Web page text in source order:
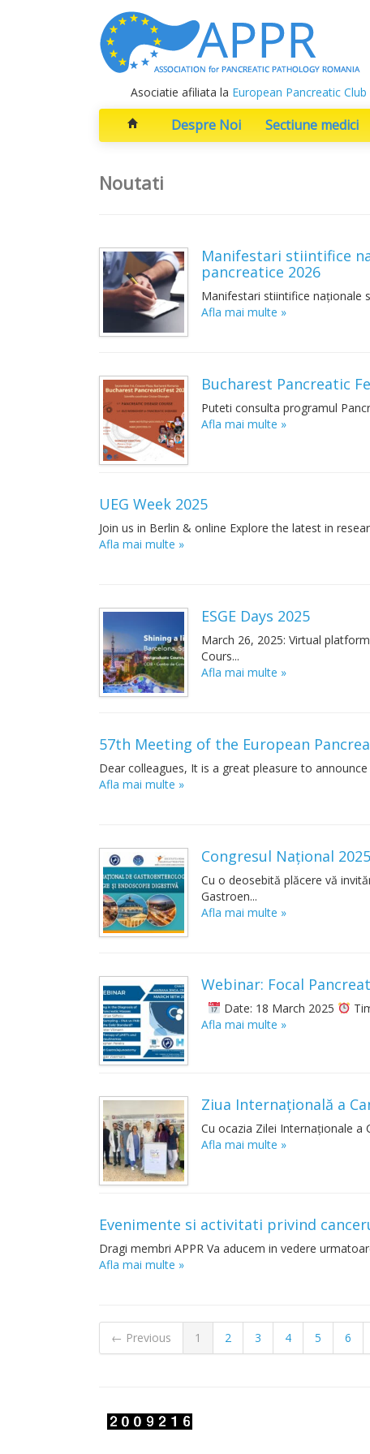
Asociatie afiliata la European Pancreatic Club
Despre Noi Sectiune medici
Noutati
Manifestari stiintifice
pancreatice 2026
Manifestari stiintifice naționale
Afla mai multe »
Bucharest Pancreatic
Puteti consulta programul
Afla mai multe »
UEG Week 2025
Join us in Berlin & online Explore the latest in
Afla mai multe »
ESGE Days 2025
March 26, 2025: Virtual
Cours...
Afla mai multe »
57th Meeting of the European
Dear colleagues, It is a great pleasure to
Afla mai multe »
Congresul Național
Cu o deosebită plăcere vă
Gastroen...
Afla mai multe »
Webinar: Focal
Date: 18 March 2025
Afla mai multe »
Ziua Internațională a
Cu ocazia Zilei Internaționale a
Afla mai multe »
Evenimente si activitati privind
Dragi membri APPR Va aducem in vedere
Afla mai multe »
← Previous 1 2 3 4 5 6